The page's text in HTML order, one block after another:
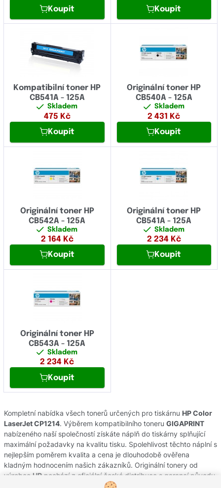
Koupit
Koupit
Kompatibilní toner HP
CB541A - 125A
Skladem
475 Kč
Koupit
Originální toner HP
CB540A - 125A
Skladem
2 431 Kč
Koupit
Originální toner HP
CB542A - 125A
Skladem
2 164 Kč
Koupit
Originální toner HP
CB541A - 125A
Skladem
2 234 Kč
Koupit
Originální toner HP
CB543A - 125A
Skladem
2 234 Kč
Koupit
Kompletní nabídka všech tonerů určených pro tiskárnu HP Color
LaserJet CP1214. Výběrem kompatibilního toneru GIGAPRINT
nabízeného naší společností získáte náplň do tiskárny splňující
maximální požadavky na kvalitu tisku. Spolehlivost těchto náplní s
nejlepším poměrem kvalita a cena je dlouhodobě ověřena
kladným hodnocením našich zákazníků. Originální tonery od
výrobce HP pochází z oficiální české distribuce s garancí původu.
Potřebujete-li poradit s výběrem náplní do Vaší tiskárny, obraťte